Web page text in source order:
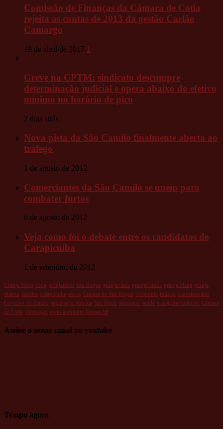
Comissão de Finanças da Câmara de Cotia
rejeita as contas de 2013 da gestão Carlão
Camargo
19 de abril de 2017 1
Greve na CPTM: sindicato descumpre
determinação judicial e opera abaixo do efetivo
mínimo no horário de pico
2 dias atrás
Nova pista da São Camilo finalmente aberta ao
tráfego
1 de agosto de 2012
Comerciantes da São Camilo se unem para
combater furtos
6 de agosto de 2012
Veja como foi o debate entre os candidatos de
Carapicuíba
1 de setembro de 2012
Granja News cotia granjanews São Roque granjaviana granjavianna granja viana granja
vianna
Jandira carapicuiba obras Câmara de São Roque economia música caucaiadoalto
Governo do Estado segurança pública São Paulo sãoroque saúde transporte coletivo Câmara
de Cotia vacinação meio ambiente Detran.SP
Assine o nosso canal no youtube
Tempo agora